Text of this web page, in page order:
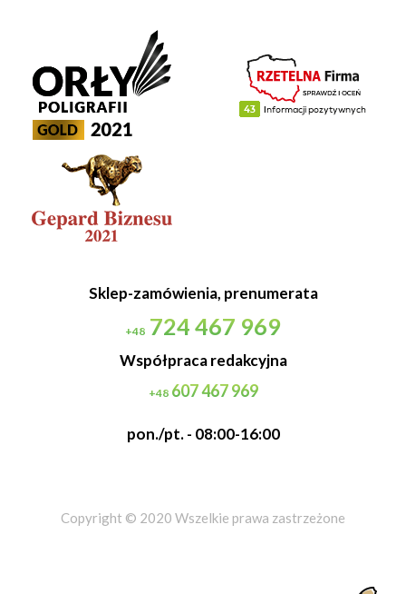
Sklep-zamówienia, prenumerata
+48 724 467 969
Współpraca redakcyjna
+48607 467 969
pon./pt. - 08:00-16:00
Copyright © 2020 Wszelkie prawa zastrzeżone